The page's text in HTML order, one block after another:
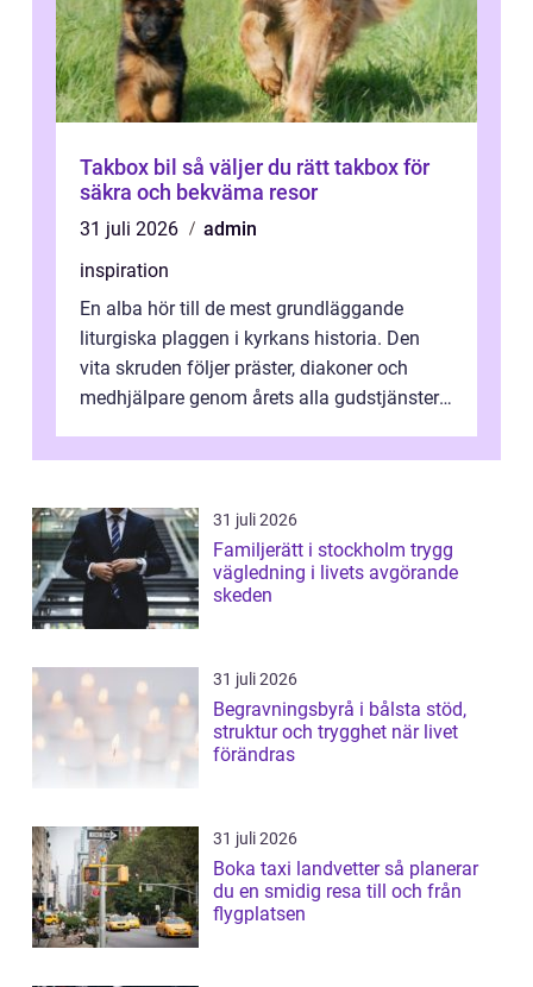
Takbox bil så väljer du rätt takbox för
säkra och bekväma resor
31 juli 2026
admin
inspiration
En alba hör till de mest grundläggande
liturgiska plaggen i kyrkans historia. Den
vita skruden följer präster, diakoner och
medhjälpare genom årets alla gudstjänster,
31 juli 2026
Familjerätt i stockholm trygg
vägledning i livets avgörande
skeden
31 juli 2026
Begravningsbyrå i bålsta stöd,
struktur och trygghet när livet
förändras
31 juli 2026
Boka taxi landvetter så planerar
du en smidig resa till och från
flygplatsen